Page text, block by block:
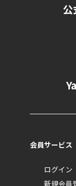
会員サービス
ログイン
新規会員